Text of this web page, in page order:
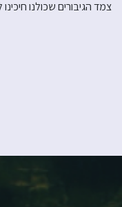
צמד הגיבורים שכולנו